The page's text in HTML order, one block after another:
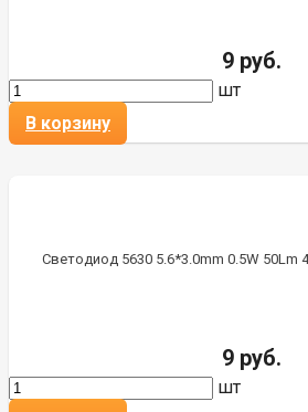
9 руб.
шт
В корзину
Светодиод 5630 5.6*3.0mm 0.5W 50Lm
9 руб.
шт